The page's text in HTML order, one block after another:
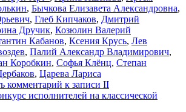
, Бычкова Елизавета Александровна,
, Глеб Кипчаков, Дмитрий
Дручик, Козюлин Валерий
Кабанов, Ксения Крусь, Лев
, Палий Александр Владимирович,
Коробкин, Софья Клёнц, Степан
, Царева Лариса
комментарий к записи II
исполнителей на классической